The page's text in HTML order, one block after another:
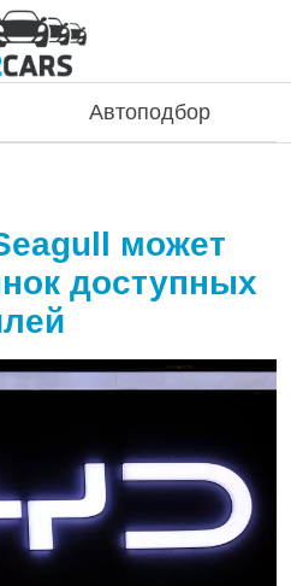
Автоподбор
может
доступных